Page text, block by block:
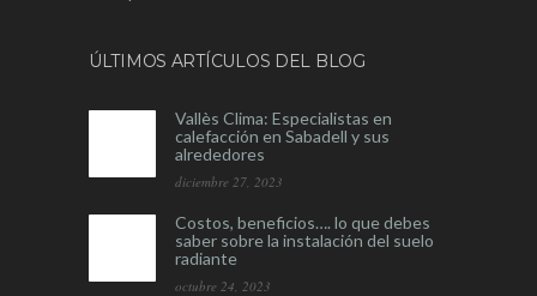
ÚLTIMOS ARTÍCULOS DEL BLOG
Vallès Clima: Especialistas en
calefacción en Sabadell y sus
alrededores
diciembre 27, 2023
Costos, beneficios…. lo que debes
saber sobre la instalación del suelo
radiante
octubre 24, 2023